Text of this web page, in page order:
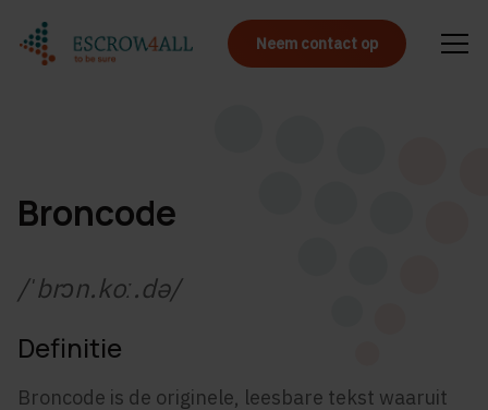
Neem contact op
Broncode
/ˈbrɔn.koː.də/
Definitie
Broncode is de originele, leesbare tekst waaruit